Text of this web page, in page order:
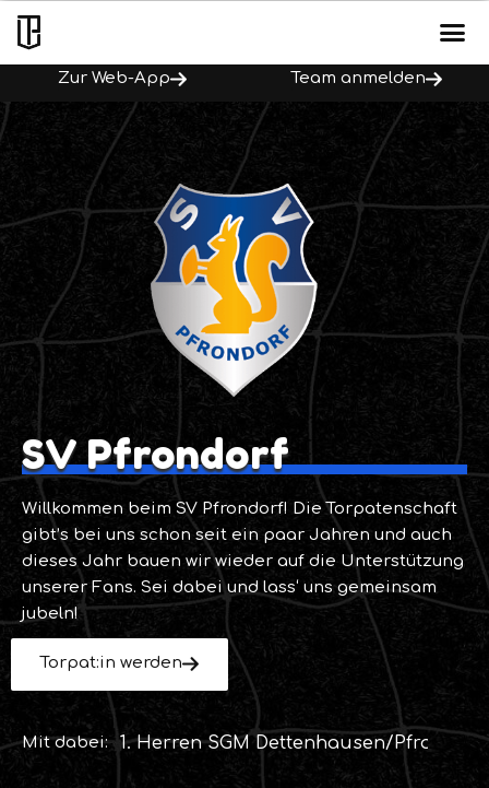
Zur Web-App Team anmelden
SV Pfrondorf
Willkommen beim SV Pfrondorf! Die Torpatenschaft
gibt’s bei uns schon seit ein paar Jahren und auch
dieses Jahr bauen wir wieder auf die Unterstützung
unserer Fans. Sei dabei und lass‘ uns gemeinsam
jubeln!
Torpat:in werden
Mit dabei: 1. Herren SGM Dettenhausen/Pfrondorf